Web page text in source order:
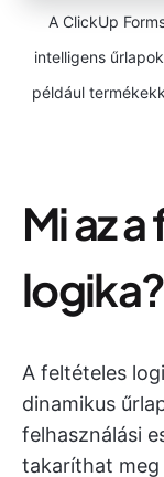
A ClickUp
intelligens
például
Mi az
logika?
A feltételes
dinamikus
felhasználási
takaríthat